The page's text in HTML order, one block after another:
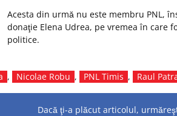
Acesta din urmă nu este membru PNL,
donaţie Elena Udrea, pe vremea în care
politice.
, Nicolae Robu , PNL Timis , Raul
Dacă ţi-a plăcut articolul,